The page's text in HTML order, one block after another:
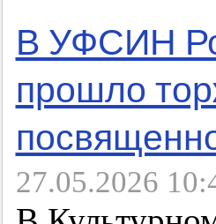
В УФСИН
прошло
27.05.2026